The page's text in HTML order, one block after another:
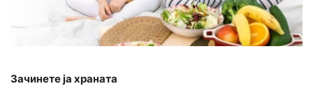
Зачинете ја храната